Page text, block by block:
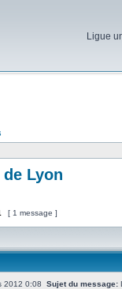
Ligue
Lyon
[ 1 message ]
2012 0:08 Sujet du message: